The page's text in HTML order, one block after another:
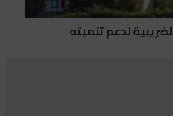
لدعم تنميته